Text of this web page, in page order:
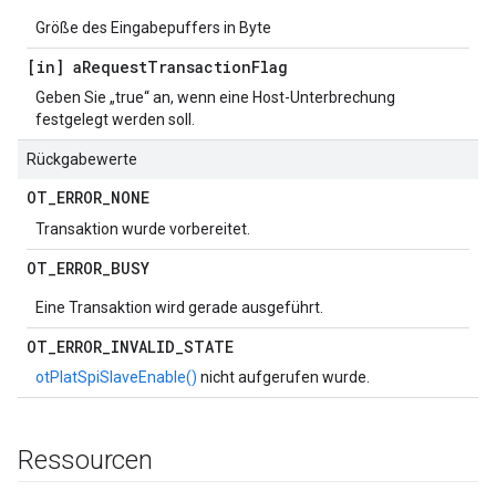
Größe des Eingabepuffers in Byte
[in] aRequestTransactionFlag
Geben Sie „true“ an, wenn eine Host-Unterbrechung
festgelegt werden soll.
Rückgabewerte
OT_ERROR_NONE
Transaktion wurde vorbereitet.
OT_ERROR_BUSY
Eine Transaktion wird gerade ausgeführt.
OT_ERROR_INVALID_STATE
otPlatSpiSlaveEnable() nicht aufgerufen wurde.
Ressourcen